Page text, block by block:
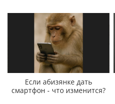
Если абизянке дать
смартфон - что изменится?